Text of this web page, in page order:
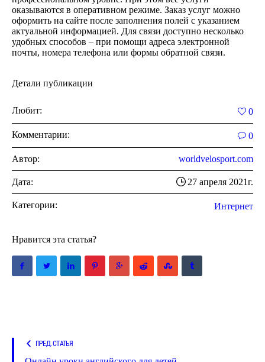
оказываются в оперативном режиме. Заказ услуг можно
оформить на сайте после заполнения полей с указанием
актуальной информацией. Для связи доступно несколько
удобных способов – при помощи адреса электронной
почты, номера телефона или формы обратной связи.
Детали публикации
Любит: 0
Комментарии: 0
Автор: worldvelosport.com
Дата: 27 апреля 2021г.
Категории: Интернет
Нравится эта статья?
ПРЕД. СТАТЬЯ